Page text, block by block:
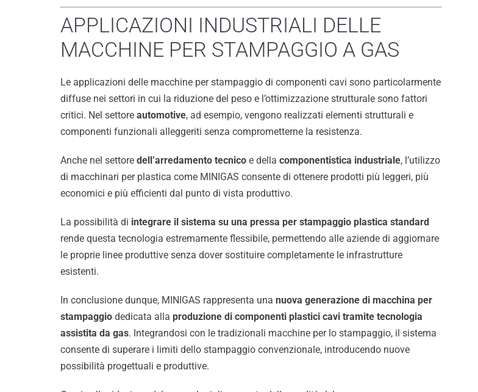
APPLICAZIONI INDUSTRIALI DELLE
MACCHINE PER STAMPAGGIO A GAS
Le applicazioni delle macchine per stampaggio di componenti cavi sono particolarmente
diffuse nei settori in cui la riduzione del peso e l’ottimizzazione strutturale sono fattori
critici. Nel settore automotive, ad esempio, vengono realizzati elementi strutturali e
componenti funzionali alleggeriti senza comprometterne la resistenza.
Anche nel settore dell’arredamento tecnicoe della componentistica industriale, l’utilizzo
di macchinari per plastica come MINIGAS consente di ottenere prodotti più leggeri, più
economici e più efficienti dal punto di vista produttivo.
La possibilità di integrare il sistema su una pressa per stampaggio plastica standard
rende questa tecnologia estremamente flessibile, permettendo alle aziende di aggiornare
le proprie linee produttive senza dover sostituire completamente le infrastrutture
esistenti.
In conclusione dunque, MINIGAS rappresenta una nuova generazione di macchina per
stampaggiodedicata alla produzione di componenti plastici cavi tramite tecnologia
assistita da gas. Integrandosi con le tradizionali macchine per lo stampaggio, il sistema
consente di superare i limiti dello stampaggio convenzionale, introducendo nuove
possibilità progettuali e produttive.